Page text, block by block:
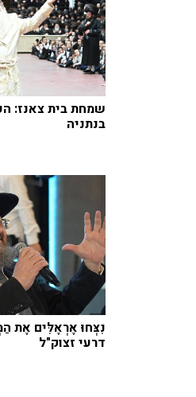
שמחת בית צאנז:
בנתניה
נִצְּחוּ אֶרְאֶלִּים אֶת
דרעי זצוק"ל